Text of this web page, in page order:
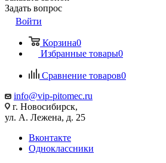
Задать вопрос
Войти
Корзина0
Избранные товары0
Сравнение товаров0
info@vip-pitomec.ru
г. Новосибирск,
ул. А. Лежена, д. 25
Вконтакте
Одноклассники